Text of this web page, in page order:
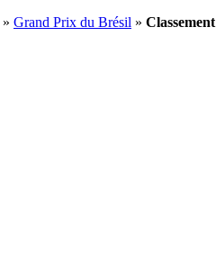
» Grand Prix du Brésil » Classement